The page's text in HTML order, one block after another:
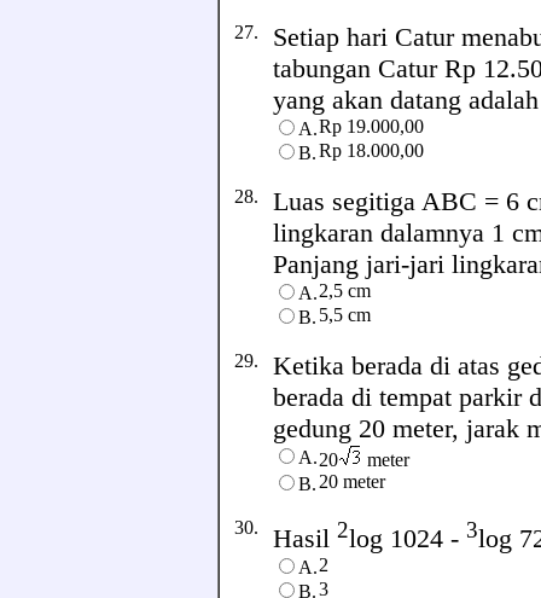
27. Setiap hari Catur
tabungan Catur Rp
yang akan datang
A.Rp 19.000,00
B.Rp 18.000,00
28. Luas segitiga ABC = 6
lingkaran dalamnya 1
Panjang jari-jari
A.2,5 cm
B. 5,5 cm
29. Ketika berada di atas
berada di tempat parkir
gedung 20 meter, jarak
A.20
meter
B. 20 meter
30. Hasil 2log 1024 - 3log
A.2
B.3